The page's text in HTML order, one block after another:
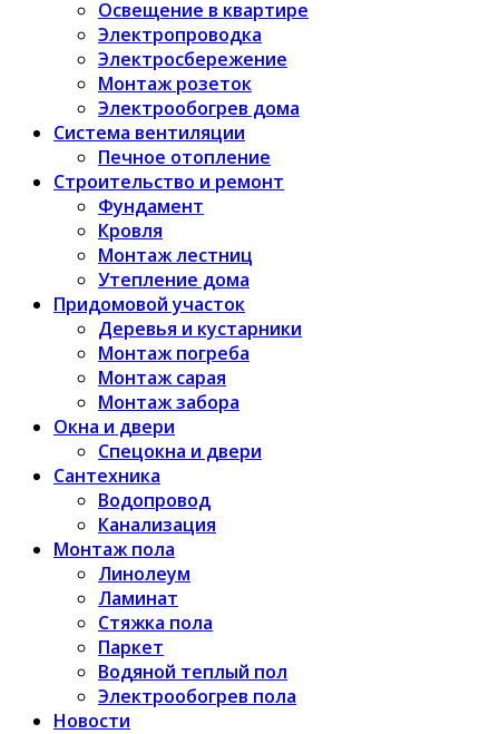
Освещение в квартире
Электропроводка
Электросбережение
Монтаж розеток
Электрообогрев дома
Система вентиляции
Печное отопление
Строительство и ремонт
Фундамент
Кровля
Монтаж лестниц
Утепление дома
Придомовой участок
Деревья и кустарники
Монтаж погреба
Монтаж сарая
Монтаж забора
Окна и двери
Спецокна и двери
Сантехника
Водопровод
Канализация
Монтаж пола
Линолеум
Ламинат
Стяжка пола
Паркет
Водяной теплый пол
Электрообогрев пола
Новости